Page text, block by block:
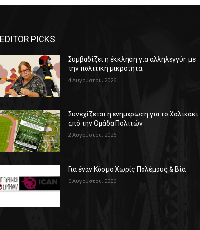
EDITOR PICKS
Συμβαδίζει η έκκληση για αλληλεγγύη με
την πολιτική μικρότητα;
4 Αυγούστου, 2026
Συνεχίζεται η ενημέρωση για το Χαλικάκι
από την Ομάδα Πολιτών
2 Αυγούστου, 2026
Για έναν Κόσμο Χωρίς Πολέμους & Βία
6 Αυγούστου, 2026